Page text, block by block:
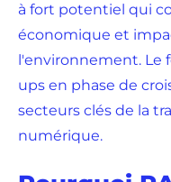
à fort potentiel qui
économique et
l'environnement. Le
ups en phase de
secteurs clés de la
numérique.